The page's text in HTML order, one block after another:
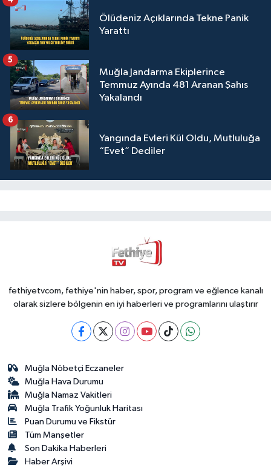
Ölüdeniz Açıklarında Tekne Panik
Yarattı
Muğla Jandarma Ekiplerince
Temmuz Ayında 481 Aranan Şahıs
Yakalandı
5
Yangında Evleri Kül Oldu, Mutluluğa
“Evet” Dediler
6
fethiyetvcom, fethiye'nin haber, spor, program ve eğlence kanalı
olarak sizlere bölgenin en iyi haberleri ve programlarını ulaştırır
Muğla Nöbetçi Eczaneler
Muğla Hava Durumu
Muğla Namaz Vakitleri
Muğla Trafik Yoğunluk Haritası
Puan Durumu ve Fikstür
Tüm Manşetler
Son Dakika Haberleri
Haber Arşivi